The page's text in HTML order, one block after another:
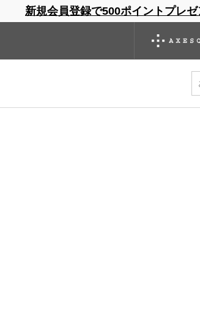
新規会員登録で500ポイントプレゼ
ブランドサイト 商品一覧
スリーピングマット バックパック グローブ